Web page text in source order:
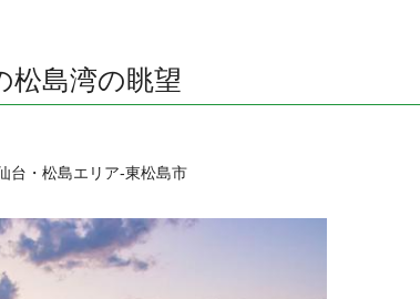
松島湾の眺望
台・松島エリア-東松島市